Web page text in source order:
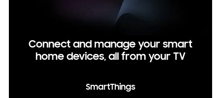
Connect and manage your smart
home devices, all from your TV
SmartThings